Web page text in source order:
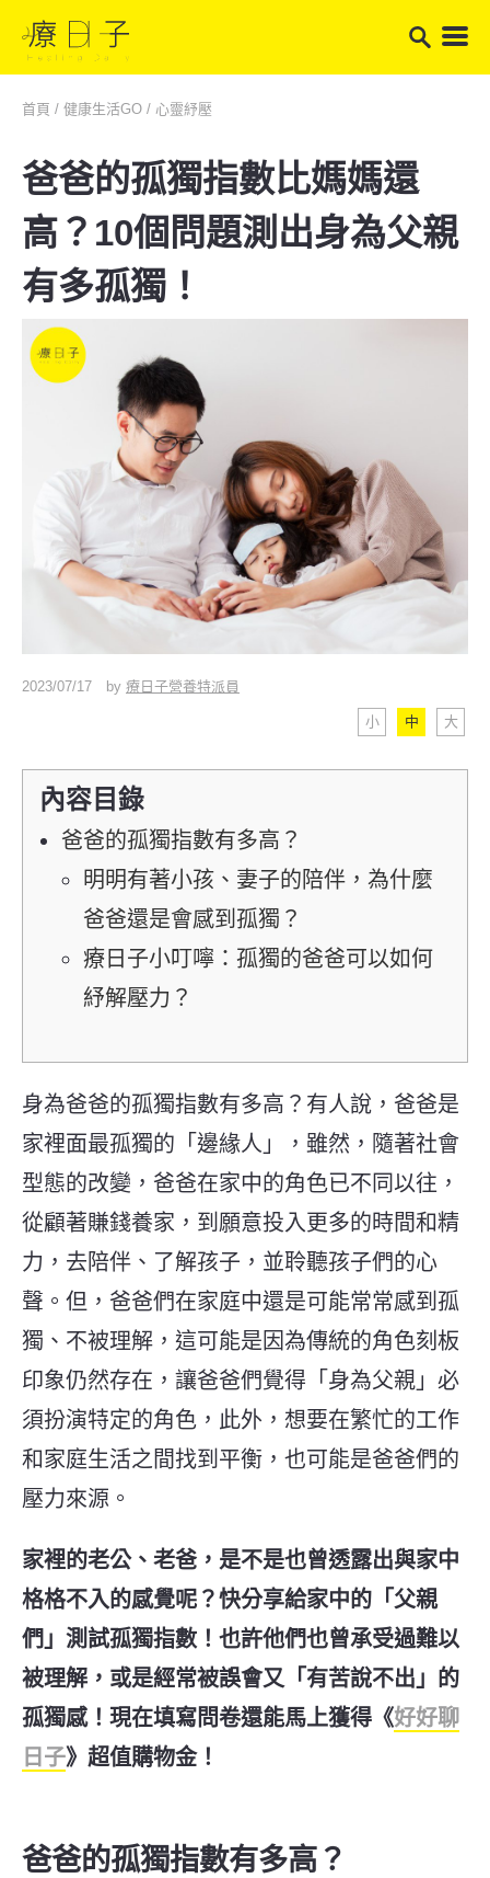
首頁 / 健康生活GO / 心靈紓壓
爸爸的孤獨指數比媽媽還
高？10個問題測出身為父親
有多孤獨！
2023/07/17 by 療日子營養特派員
小 中 大
內容目錄
爸爸的孤獨指數有多高？
明明有著小孩、妻子的陪伴，為什麼
爸爸還是會感到孤獨？
療日子小叮嚀：孤獨的爸爸可以如何
紓解壓力？
身為爸爸的孤獨指數有多高？有人說，爸爸是
家裡面最孤獨的「邊緣人」，雖然，隨著社會
型態的改變，爸爸在家中的角色已不同以往，
從顧著賺錢養家，到願意投入更多的時間和精
力，去陪伴、了解孩子，並聆聽孩子們的心
聲。但，爸爸們在家庭中還是可能常常感到孤
獨、不被理解，這可能是因為傳統的角色刻板
印象仍然存在，讓爸爸們覺得「身為父親」必
須扮演特定的角色，此外，想要在繁忙的工作
和家庭生活之間找到平衡，也可能是爸爸們的
壓力來源。
家裡的老公、老爸，是不是也曾透露出與家中
格格不入的感覺呢？快分享給家中的「父親
們」測試孤獨指數！ 也許他們也曾承受過難以
被理解，或是經常被誤會又「有苦說不出」的
孤獨感！現在填寫問卷還能馬上獲得《好好聊
日子》超值購物金！
爸爸的孤獨指數有多高？